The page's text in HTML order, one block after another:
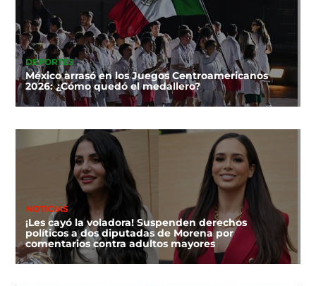
DEPORTES
México arrasó en los Juegos Centroamericanos
2026: ¿Cómo quedó el medallero?
NOTICIAS
¡Les cayó la voladora! Suspenden derechos
políticos a dos diputadas de Morena por
comentarios contra adultos mayores